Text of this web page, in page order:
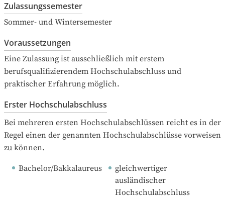
Zulassungssemester
Sommer- und Wintersemester
Voraussetzungen
Eine Zulassung ist ausschließlich mit erstem
berufsqualifizierendem Hochschulabschluss und
praktischer Erfahrung möglich.
Erster Hochschulabschluss
Bei mehreren ersten Hochschulabschlüssen reicht es in der
Regel einen der genannten Hochschulabschlüsse vorweisen
zu können.
Bachelor/Bakkalaureus
gleichwertiger
ausländischer
Hochschulabschluss